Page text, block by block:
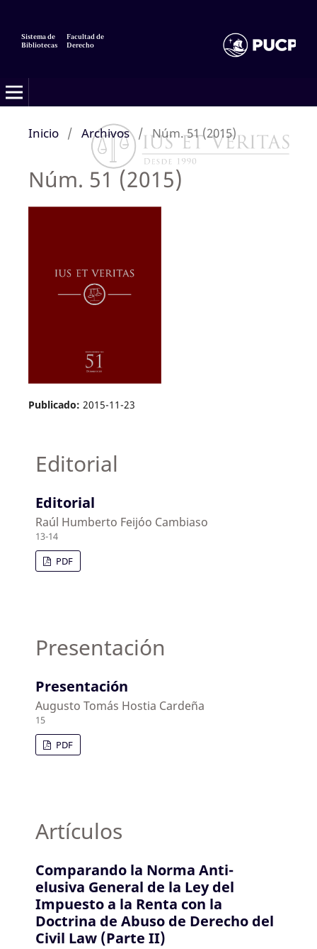
Sistema de
Bibliotecas
Facultad de
Derecho
Inicio / Archivos / Núm. 51 (2015)
Núm. 51 (2015)
Publicado: 2015-11-23
Editorial
Editorial
Raúl Humberto Feijóo Cambiaso
13-14
PDF
Presentación
Presentación
Augusto Tomás Hostia Cardeña
15
PDF
Artículos
Comparando la Norma Anti-
elusiva General de la Ley del
Impuesto a la Renta con la
Doctrina de Abuso de Derecho del
Civil Law (Parte II)